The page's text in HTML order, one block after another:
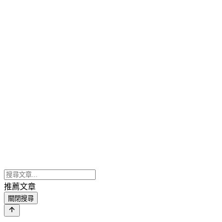
推薦文章
關閉搜尋